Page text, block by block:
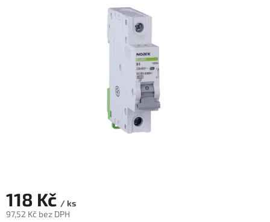
118 Kč / ks
97,52 Kč bez DPH